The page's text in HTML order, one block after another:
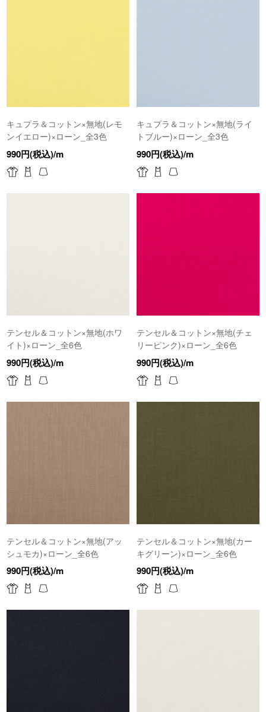
キュプラ＆コットン×無地(レモ
ンイエロー)×ローン_全3色
990円(税込)/m
キュプラ＆コットン×無地(ライ
トブルー)×ローン_全3色
990円(税込)/m
テンセル＆コットン×無地(ホワ
イト)×ローン_全6色
990円(税込)/m
テンセル＆コットン×無地(チェ
リーピンク)×ローン_全6色
990円(税込)/m
テンセル＆コットン×無地(アッ
シュモカ)×ローン_全6色
990円(税込)/m
テンセル＆コットン×無地(カー
キグリーン)×ローン_全6色
990円(税込)/m